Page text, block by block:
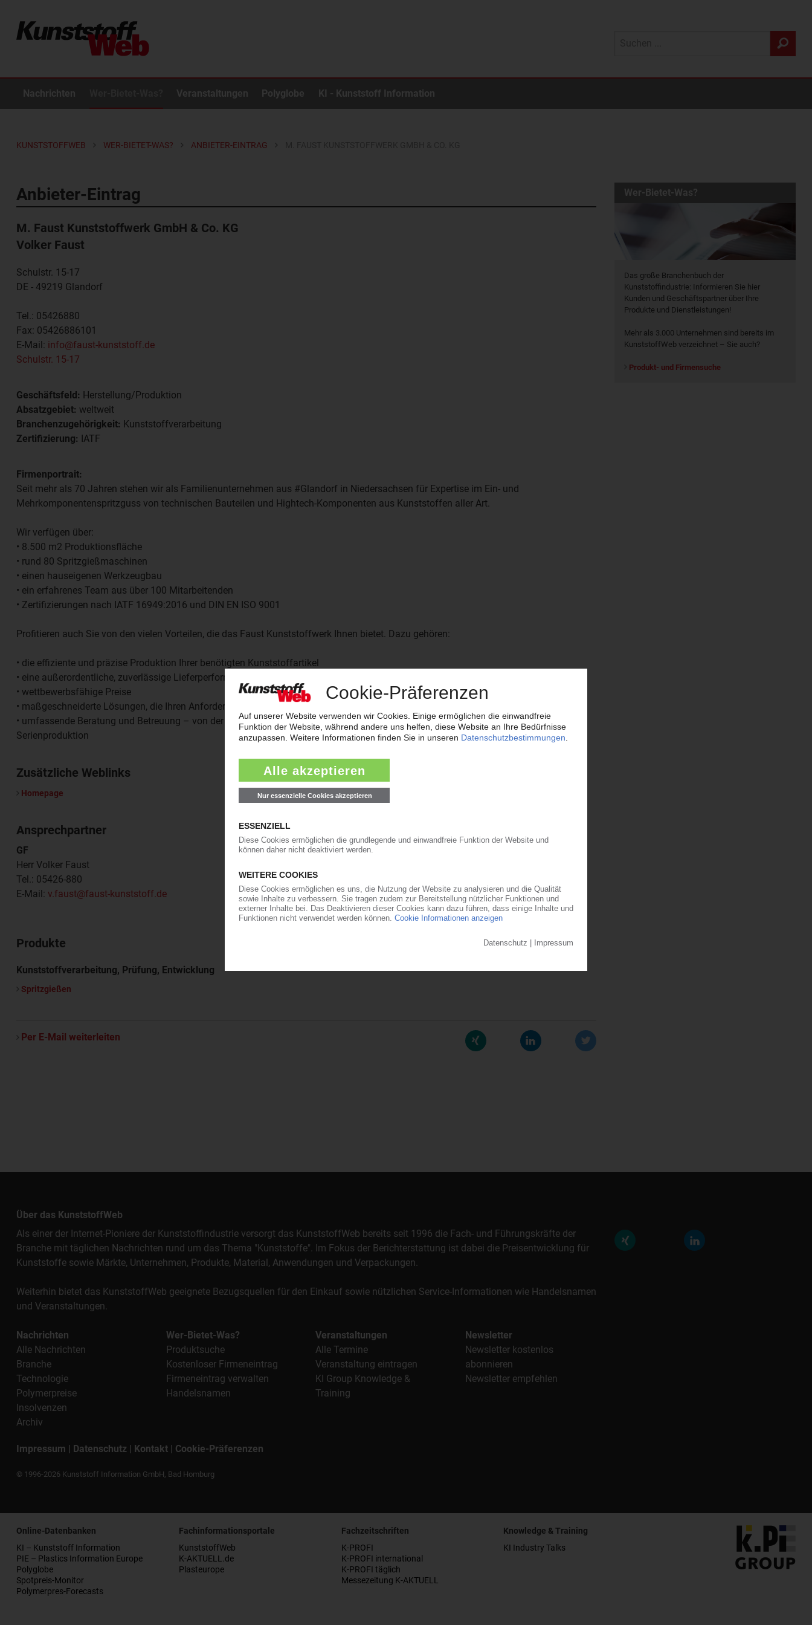
Nachrichten Veranstaltungen Polyglobe KI - Kunststoff Information
KUNSTSTOFFWEB WER-BIETET-WAS? ANBIETER-EINTRAG
Anbieter-Eintrag
M. Faust Kunststoffwerk GmbH & Co. KG
Volker Faust
Schulstr. 15-17
DE - 49219 Glandorf
Tel.: 05426880
Fax: 05426886101
E-Mail: info@faust-kunststoff.de
Schulstr. 15-17
Geschäftsfeld: Herstellung/Produktion
Absatzgebiet: weltweit
Branchenzugehörigkeit: Kunststoffverarbeitung
Zertifizierung: IATF
Firmenportrait:
Seit mehr als 70 Jahren stehen wir als Familienunternehmen aus #Glandorf in Niedersachsen für Expertise im Ein- und
Mehrkomponentenspritzguss von technischen Bauteilen und Hightech-Komponenten aus Kunststoffen aller Art.
Wir verfügen über:
• 8.500 m2 Produktionsfläche
• rund 80 Spritzgießmaschinen
• einen hauseigenen Werkzeugbau
• ein erfahrenes Team aus über 100 Mitarbeitenden
• Zertifizierungen nach IATF 16949:2016 und DIN EN ISO 9001
Profitieren auch Sie von den vielen Vorteilen, die das Faust Kunststoffwerk Ihnen bietet. Dazu gehören:
• die effiziente und präzise Produktion Ihrer benötigten Kunststoffartikel
• eine außerordentliche, zuverlässige Lieferperformance
• wettbewerbsfähige Preise
• maßgeschneiderte Lösungen, die Ihren Anforderungen vollends entsprechen
• umfassende Beratung und Betreuung – von der ersten Anfrage über den Planungs- und Entwicklungsprozess bis hin zur
Serienproduktion
Zusätzliche Weblinks
Homepage
Ansprechpartner
GF
Herr Volker Faust
Tel.: 05426-880
E-Mail: v.faust@faust-kunststoff.de
Produkte
Kunststoffverarbeitung, Prüfung, Entwicklung
Spritzgießen
Per E-Mail weiterleiten
Wer-Bietet-Was?
Das große Branchenbuch der
Kunststoffindustrie: Informieren Sie hier
Kunden und Geschäftspartner über Ihre
Produkte und Dienstleistungen!
Mehr als 3.000 Unternehmen sind bereits im
KunststoffWeb verzeichnet – Sie auch?
Produkt- und Firmensuche
Über das KunststoffWeb
Als einer der Internet-Pioniere der Kunststoffindustrie versorgt das KunststoffWeb bereits seit 1996 die Fach- und Führungskräfte der
Branche mit täglichen Nachrichten rund um das Thema "Kunststoffe". Im Fokus der Berichterstattung ist dabei die Preisentwicklung für
Kunststoffe sowie Märkte, Unternehmen, Produkte, Material, Anwendungen und Verpackungen.
Weiterhin bietet das KunststoffWeb geeignete Bezugsquellen für den Einkauf sowie nützlichen Service-Informationen wie Handelsnamen
und Veranstaltungen.
Nachrichten
Alle Nachrichten
Branche
Technologie
Polymerpreise
Insolvenzen
Archiv
Wer-Bietet-Was?
Produktsuche
Kostenloser Firmeneintrag
Firmeneintrag verwalten
Handelsnamen
Veranstaltungen
Alle Termine
Veranstaltung eintragen
KI Group Knowledge &
Training
Newsletter
Newsletter kostenlos
abonnieren
Newsletter empfehlen
Impressum | Datenschutz | Kontakt | Cookie-Präferenzen
© 1996-2026 Kunststoff Information GmbH, Bad Homburg
Online-Datenbanken
KI – Kunststoff Information
PIE – Plastics Information Europe
Polyglobe
Spotpreis-Monitor
Polymerpres-Forecasts
Fachinformationsportale
KunststoffWeb
K-AKTUELL.de
Plasteurope
Fachzeitschriften
K-PROFI
K-PROFI international
K-PROFI täglich
Messezeitung K-AKTUELL
Knowledge & Training
KI Industry Talks